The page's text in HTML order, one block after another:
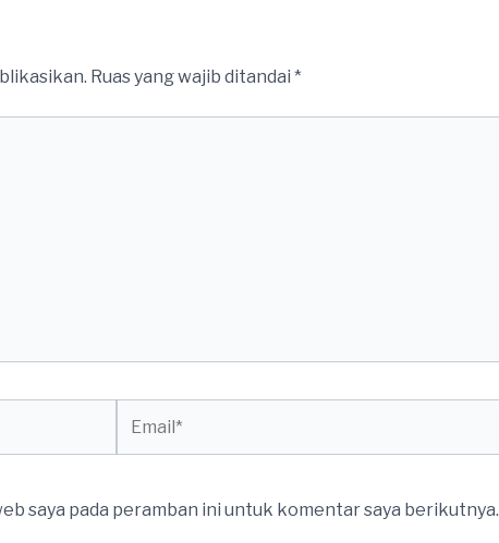
Ruas yang wajib ditandai *
saya pada peramban ini untuk komentar saya berikutnya.